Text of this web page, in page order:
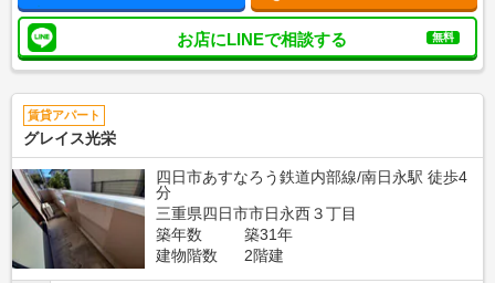
お店にLINEで相談する 無料
賃貸アパート
グレイス光栄
四日市あすなろう鉄道内部線/南日永駅 徒歩4
分
三重県四日市市日永西３丁目
築年数
築31年
建物階数
2階建